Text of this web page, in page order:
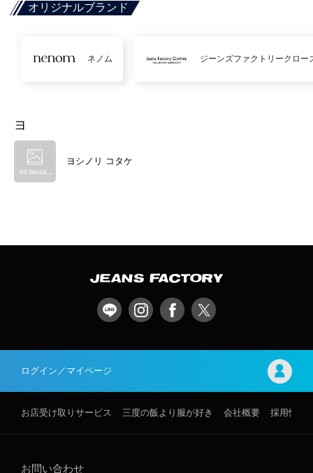
オリジナルブランド
ネノム ジーンズファクトリークロー
ヨ
ヨシノリ コタケ
ログイン／マイページ
お店受け取りサービス 三度の飯より服が好き 会社概要 採用情報
お問い合わせ